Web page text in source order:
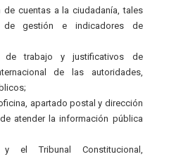
cuentas a la ciudadanía, tales
gestión e indicadores de
de trabajo y justificativos de
de las autoridades,
apartado postal y dirección
atender la información pública
el Tribunal Constitucional,